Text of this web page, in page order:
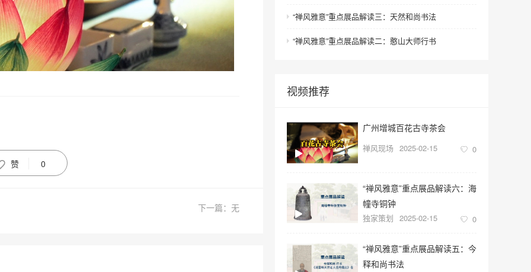
赞 0
下一篇：无
“禅风雅意”重点展品解读三：天然和尚书法
“禅风雅意”重点展品解读二：憨山大师行书
视频推荐
广州增城百花古寺茶会
禅风现场 2025-02-15 0
“禅风雅意”重点展品解读六：海
幢寺铜钟
独家策划 2025-02-15 0
“禅风雅意”重点展品解读五：今
释和尚书法